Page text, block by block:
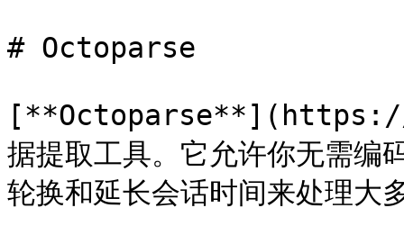
# Octoparse
[**Octoparse**](https://
据提取工具。它允许你无需
轮换和延长会话时间来处理大